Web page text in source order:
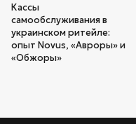
Кассы
самообслуживания в
украинском ритейле:
опыт Novus, «Авроры» и
«Обжоры»